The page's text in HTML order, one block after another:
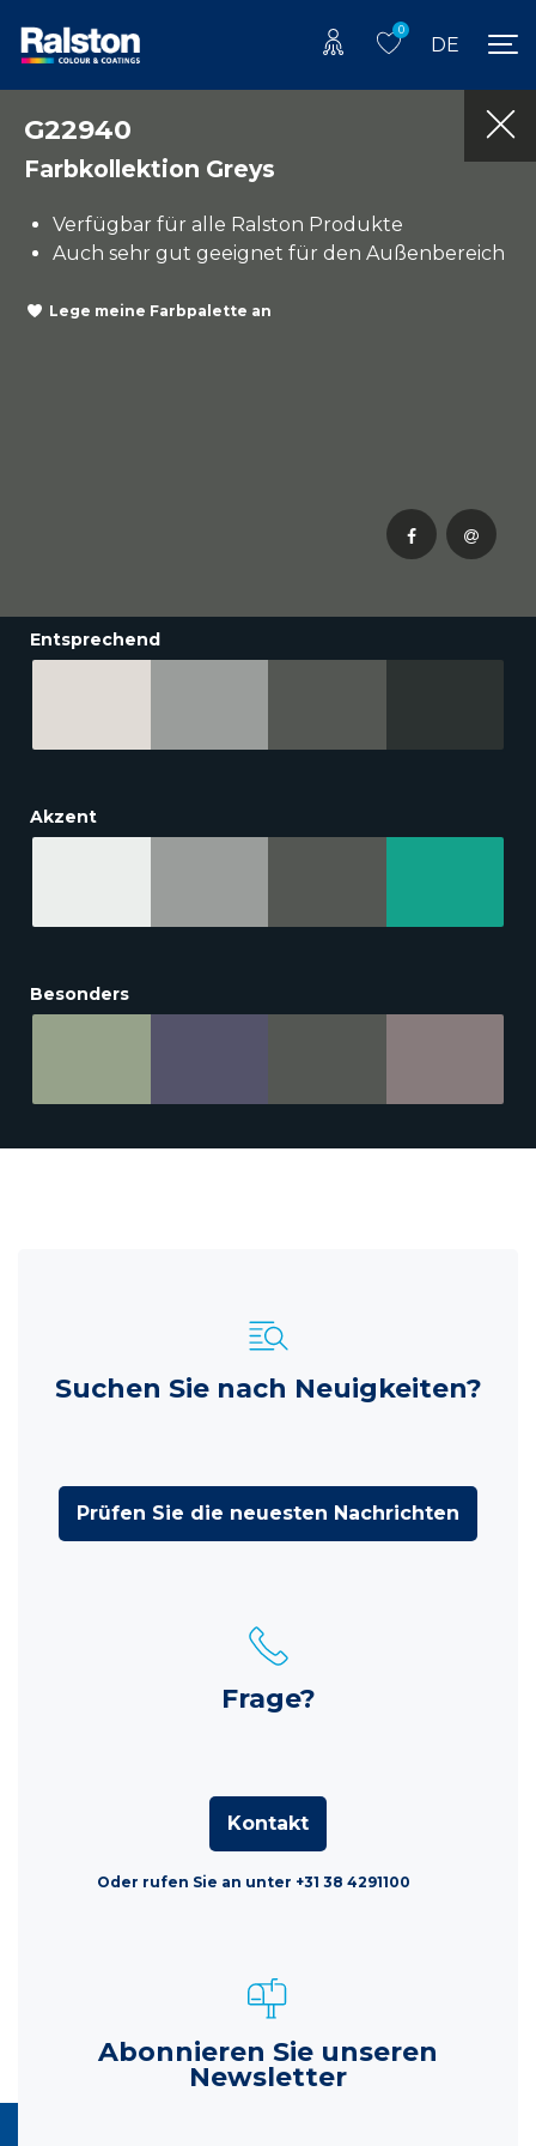
0
DE
G22940
Farbkollektion Greys
Verfügbar für alle Ralston Produkte
Auch sehr gut geeignet für den Außenbereich
Lege meine Farbpalette an
Entsprechend
Akzent
Besonders
Suchen Sie nach Neuigkeiten?
Prüfen Sie die neuesten Nachrichten
Frage?
Kontakt
Oder rufen Sie an unter +31 38 4291100
Abonnieren Sie unseren
Newsletter